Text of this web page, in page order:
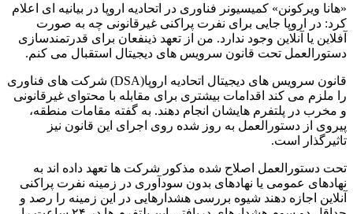
«هانا ویرکونن» کمیسیونر فناوری در اتحادیه اروپا در بیانیه ای اعلام
کرد: در اروپا جایی برای نفرت پراکنی غیرقانونی چه به صورت
آفلاین یا آنلاین وجود ندارد. من از تعهد ذینفعان برای قدرتمندسازی
دستورالعمل تحت قانون سرویس های دیجیتال استقبال می کنم.
قانون سرویس های دیجیتال اتحادیه اروپا(DSA) شرکت های فناوری
را ملزم می کند اقدامات بیشتری برای مقابله با محتوای غیرقانونی
و مخرب در پلتفرم هایشان انجام دهند. به گفته مقامات منطقه،
پیروی از دستورالعمل به روز شده روی اجرای این قانون نیز
تاثیرگذار است.
تحت دستورالعمل اصلاح شده مذکور شرکت ها تعهد داده اند به
نهادهای عمومی یا نهادهای بدون سودآوری در زمینه نفرت پراکنی
آنلاین اجازه دهند شیوه بررسی هشدارهایی در این زمینه را رصد و